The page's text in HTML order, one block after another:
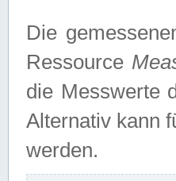
Die
Ressource
die Messwerte
Alternativ kann
werden.